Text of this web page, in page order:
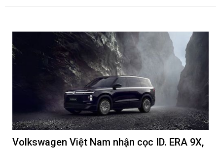
Volkswagen Việt Nam nhận cọc ID. ERA 9X,